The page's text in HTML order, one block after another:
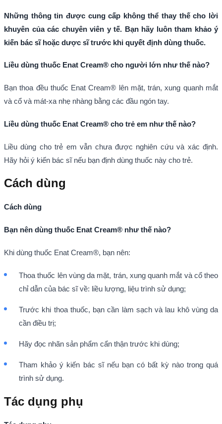
Những thông tin được cung cấp không thể thay thế cho lời
khuyên của các chuyên viên y tế. Bạn hãy luôn tham khảo ý
kiến bác sĩ hoặc dược sĩ trước khi quyết định dùng thuốc.
Liều dùng thuốc Enat Cream® cho người lớn như thế nào?
Bạn thoa đều thuốc Enat Cream® lên mặt, trán, xung quanh mắt
và cổ và mát-xa nhẹ nhàng bằng các đầu ngón tay.
Liều dùng thuốc Enat Cream® cho trẻ em như thế nào?
Liều dùng cho trẻ em vẫn chưa được nghiên cứu và xác định.
Hãy hỏi ý kiến bác sĩ nếu bạn định dùng thuốc này cho trẻ.
Cách dùng
Cách dùng
Bạn nên dùng thuốc Enat Cream® như thế nào?
Khi dùng thuốc Enat Cream®, bạn nên:
Thoa thuốc lên vùng da mặt, trán, xung quanh mắt và cổ theo
chỉ dẫn của bác sĩ về: liều lượng, liệu trình sử dụng;
Trước khi thoa thuốc, bạn cần làm sạch và lau khô vùng da
cần điều trị;
Hãy đọc nhãn sản phẩm cẩn thận trước khi dùng;
Tham khảo ý kiến bác sĩ nếu bạn có bất kỳ nào trong quá
trình sử dụng.
Tác dụng phụ